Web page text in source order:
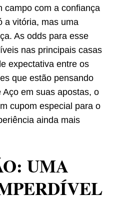
campo com a confiança
a vitória, mas uma
As odds para esse
nas principais casas
expectativa entre os
que estão pensando
em suas apostas, o
cupom especial para o
ainda mais
UMA